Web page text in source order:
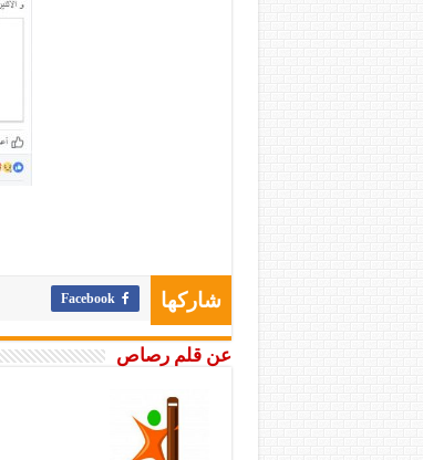
شاركها Facebook
عن قلم رصاص